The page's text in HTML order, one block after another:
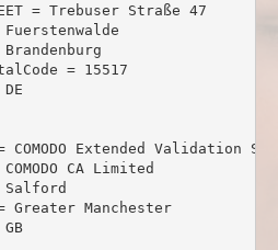
= Trebuser Straße 47
= 15517
DE
COMODO Extended Validation
CA Limited
Greater Manchester
GB